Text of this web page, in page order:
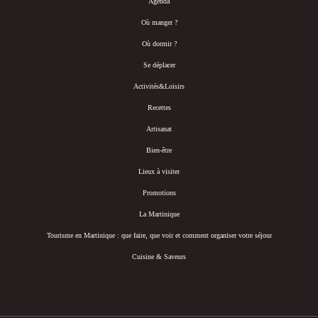
Où manger ?
Où dormir ?
Se déplacer
Activités&Loisirs
Recettes
Artisanat
Bien-être
Lieux à visiter
Promotions
La Martinique
Tourisme en Martinique : que faire, que voir et comment organiser votre séjour
Cuisine & Saveurs